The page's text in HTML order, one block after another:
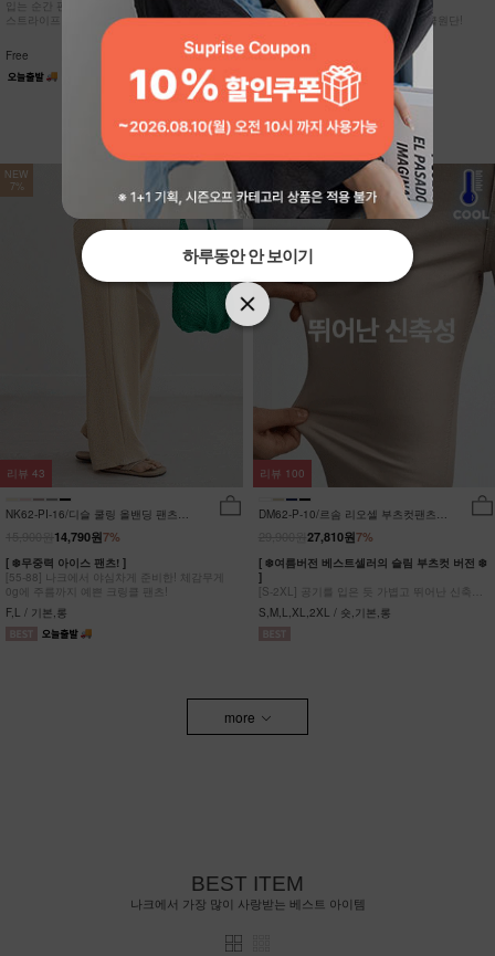
입는 순간 편안함이 달라지는 캡내장
스트라이프 홈웨어 SET
Free
[ 답답한ZERO! 시스루 원단! ]
[55-99] 은은하게 반짝이는 고급링클원단!
Free
NEW
7%
NK62-PI-16/디슬 쿨링 올밴딩 팬츠
7%
14,790원
[ ❄️무중력 아이스 팬츠! ]
[55-88] 나크에서 야심차게 준비한! 체감무게
0g에 주름까지 예쁜 크링클 팬츠!
F,L / 기본,롱
리뷰 43
DM62-P-10/르솜 리오셀 부츠컷팬츠
7%
27,810원
[ ❄️여름버전 베스트셀러의 슬림 부츠컷 버전 ❄️
]
[S-2XL] 공기를 입은 듯 가볍고 뛰어난 신축성
원단에 슬림함을 더한 부츠컷 팬츠!
S,M,L,XL,2XL / 숏,기본,롱
리뷰 100
more
BEST ITEM
나크에서 가장 많이 사랑받는 베스트 아이템
하루동안 안 보이기
하루동안 안 보이기